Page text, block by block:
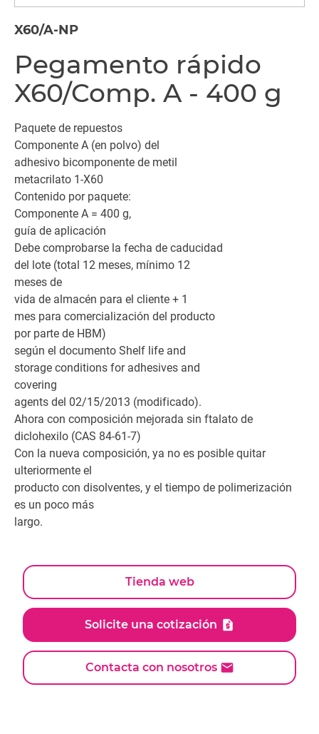
X60/A-NP
Pegamento rápido
X60/Comp. A - 400 g
Paquete de repuestos
Componente A (en polvo) del
adhesivo bicomponente de metil
metacrilato 1-X60
Contenido por paquete:
Componente A = 400 g,
guía de aplicación
Debe comprobarse la fecha de caducidad
del lote (total 12 meses, mínimo 12
meses de
vida de almacén para el cliente + 1
mes para comercialización del producto
por parte de HBM)
según el documento Shelf life and
storage conditions for adhesives and
covering
agents del 02/15/2013 (modificado).
Ahora con composición mejorada sin ftalato de
diclohexilo (CAS 84-61-7)
Con la nueva composición, ya no es posible quitar
ulteriormente el
producto con disolventes, y el tiempo de polimerización
es un poco más
largo.
Tienda web
Solicite una cotización
Contacta con nosotros